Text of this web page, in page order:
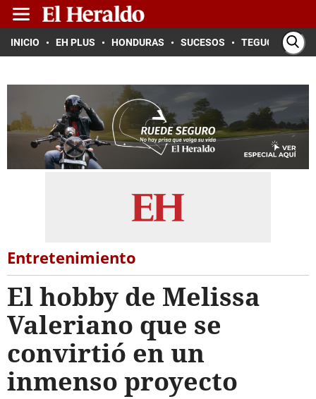
INICIO EH PLUS HONDURAS SUCESOS TEGUCIGALPA
Entretenimiento
El hobby de Melissa
Valeriano que se
convirtió en un
inmenso proyecto